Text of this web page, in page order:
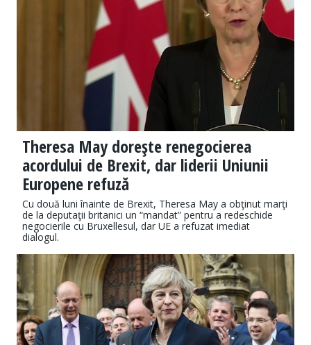
Theresa May doreşte renegocierea
acordului de Brexit, dar liderii Uniunii
Europene refuză
Cu două luni înainte de Brexit, Theresa May a obţinut marţi
de la deputaţii britanici un “mandat” pentru a redeschide
negocierile cu Bruxellesul, dar UE a refuzat imediat
dialogul.